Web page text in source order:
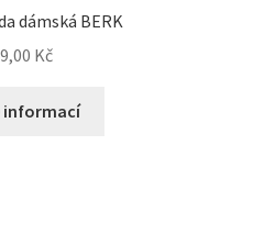
dámská BERK
Kč
informací